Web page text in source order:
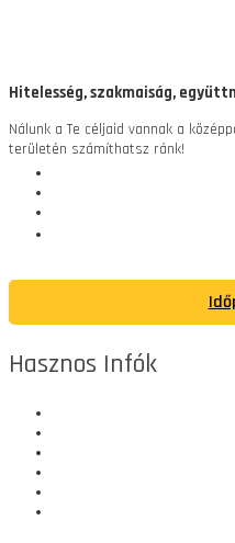
Hitelesség, szakmaiság,
Nálunk a Te céljaid vannak a
területén számíthatsz ránk!
Hasznos Infók